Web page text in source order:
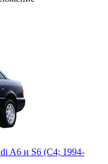
A6 и S6 (C4; 1994-